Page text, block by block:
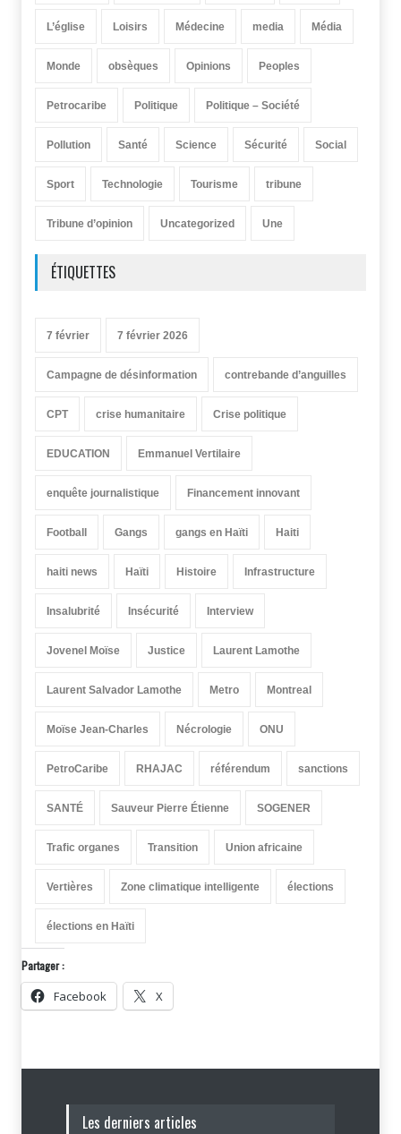
L’église Loisirs Médecine media Média
Monde obsèques Opinions Peoples
Petrocaribe Politique Politique – Société
Pollution Santé Science Sécurité Social
Sport Technologie Tourisme tribune
Tribune d’opinion Uncategorized Une
ÉTIQUETTES
7 février 7 février 2026
Campagne de désinformation contrebande d’anguilles
CPT crise humanitaire Crise politique
EDUCATION Emmanuel Vertilaire
enquête journalistique Financement innovant
Football Gangs gangs en Haïti Haiti
haiti news Haïti Histoire Infrastructure
Insalubrité Insécurité Interview
Jovenel Moïse Justice Laurent Lamothe
Laurent Salvador Lamothe Metro Montreal
Moïse Jean-Charles Nécrologie ONU
PetroCaribe RHAJAC référendum sanctions
SANTÉ Sauveur Pierre Étienne SOGENER
Trafic organes Transition Union africaine
Vertières Zone climatique intelligente élections
élections en Haïti
Partager :
Facebook X
Les derniers articles